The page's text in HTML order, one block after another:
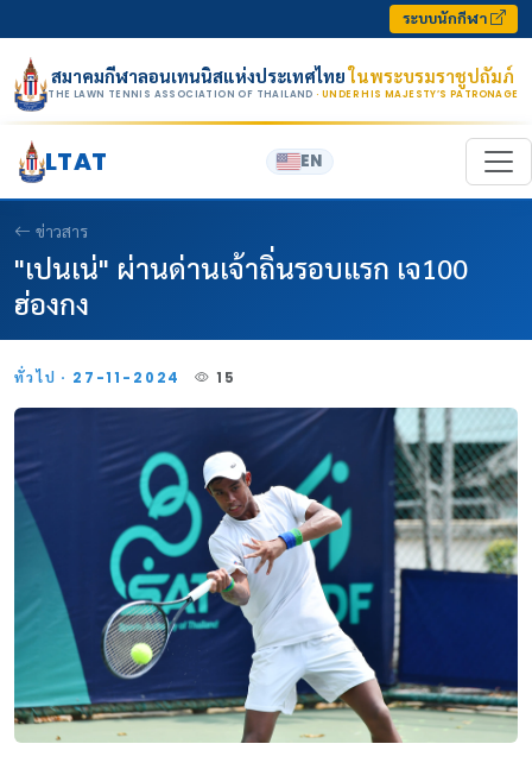
ระบบนักกีฬา
สมาคมกีฬาลอนเทนนิสแห่งประเทศไทยในพระบรมราชูปถัมภ์
THE LAWN TENNIS ASSOCIATION OF THAILAND · UNDER HIS MAJESTY’S PATRONAGE
LTAT EN
ข่าวสาร
"เปนเน่" ผ่านด่านเจ้าถิ่นรอบแรก เจ100
ฮ่องกง
ทั่วไป · 27-11-2024 15